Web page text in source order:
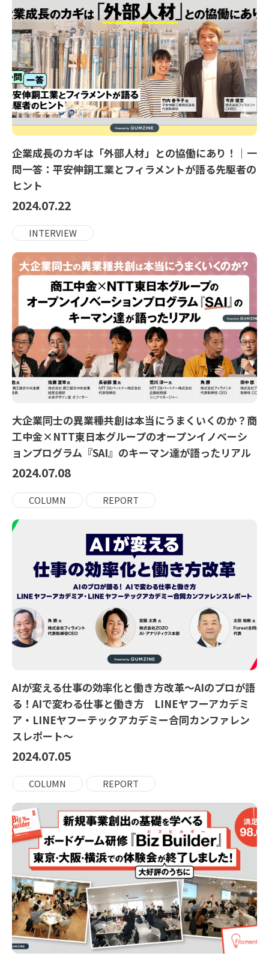
企業成長のカギは「外部人材」との協働にあり！｜一
問一答：平安伸銅工業とフィラメントが語る先駆者の
ヒント
2024.07.22
INTERVIEW
大企業同士の異業種共創は本当にうまくいくのか？商
工中金×NTT東日本グループのオープンイノベーシ
ョンプログラム『SAI』のキーマン達が語ったリアル
2024.07.08
COLUMN REPORT
AIが変える仕事の効率化と働き方改革〜AIのプロが語
る！AIで変わる仕事と働き方 LINEヤフーアカデミ
ア・LINEヤフーテックアカデミー合同カンファレン
スレポート〜
2024.07.05
COLUMN REPORT